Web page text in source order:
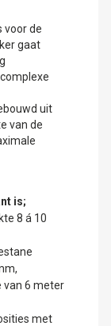
voor de
gaat
uit
van de
is;
8 á 10
van 6 meter
met